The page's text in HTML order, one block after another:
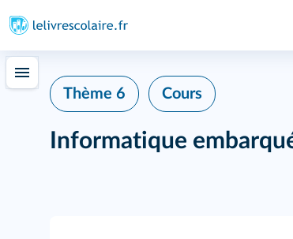
Thème 6 Cours
Informatique